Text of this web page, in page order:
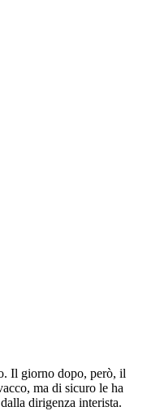
Il giorno dopo, però, il
ma di sicuro le ha
dirigenza interista.